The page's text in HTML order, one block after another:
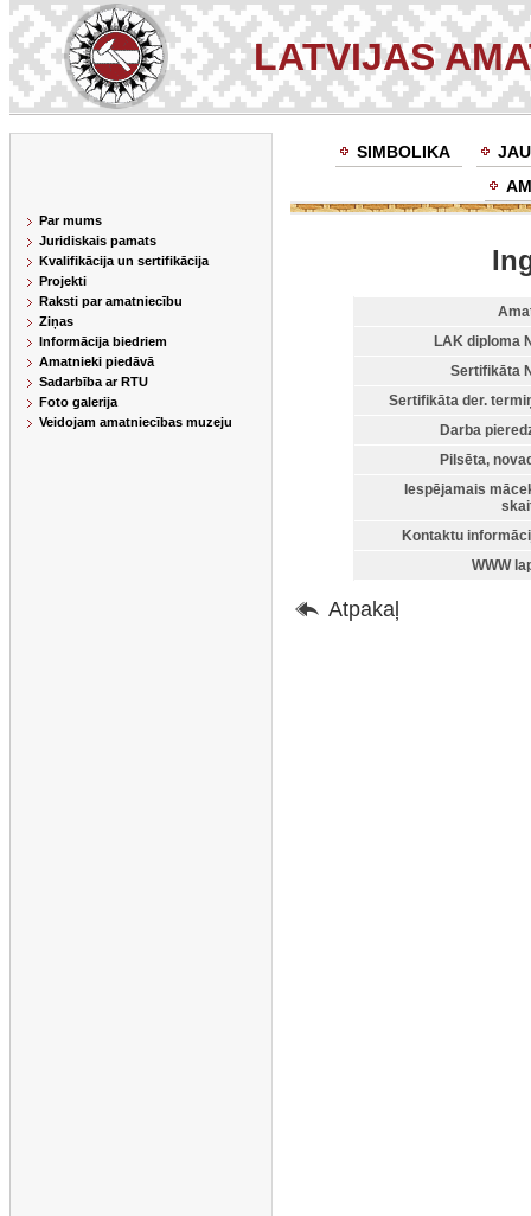
LATVIJAS
SIMBOLIKA
Par mums
Juridiskais pamats
Kvalifikācija un sertifikācija
Projekti
Raksti par amatniecību
Ziņas
Informācija biedriem
Amatnieki piedāvā
Sadarbība ar RTU
Foto galerija
Veidojam amatniecības muzeju
LAK diploma
Sertifikāta
Sertifikāta der.
Darba
Pilsēta,
Iespējamais
Kontaktu
WWW
Atpakaļ